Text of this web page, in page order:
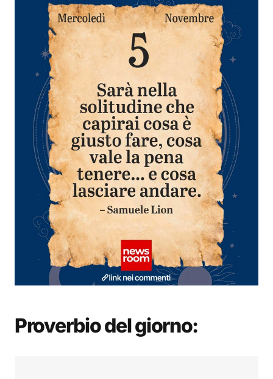
Proverbio del giorno: